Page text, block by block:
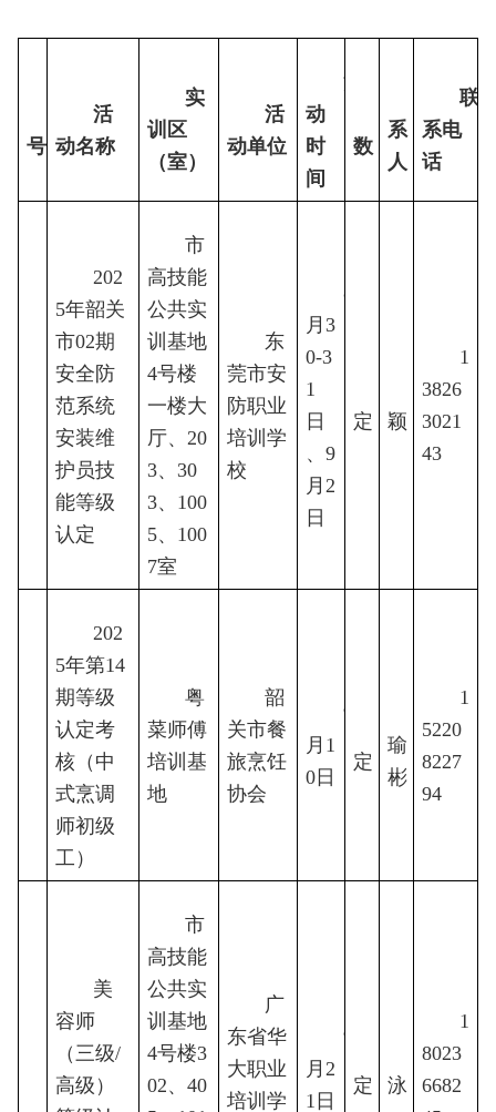
号
活
动名称
实
训区
（室）
活
动单位
活
动
时
间
人
数
系
人
联
系电
话
1
202
5年韶关
市02期
安全防
范系统
安装维
护员技
能等级
认定
市
高技能
公共实
训基地
4号楼
一楼大
厅、20
3、30
3、100
5、100
7室
东
莞市安
防职业
培训学
校
8
月3
0-3
1
日
、9
月2
日
定
粟
颖
1
3826
3021
43
2
202
5年第14
期等级
认定考
核（中
式烹调
师初级
工）
粤
菜师傅
培训基
地
韶
关市餐
旅烹饪
协会
9
月1
0日
定
瑜
彬
1
5220
8227
94
3
美
容师
（三级/
高级）
市
高技能
公共实
训基地
4号楼3
02、40
广
东省华
大职业
培训学
9
月2
1日
定
陈
泳
1
8023
6682